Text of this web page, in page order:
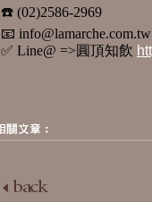
☎️ (02)2586-2969
📧 info@lamarche.com.tw
✅ Line@ =>圓頂知飲